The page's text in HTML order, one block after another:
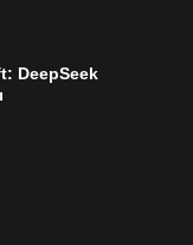
DeepSeek